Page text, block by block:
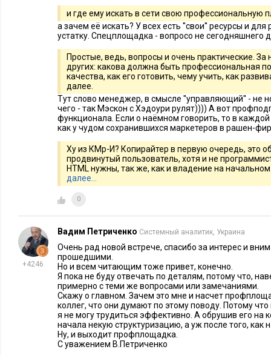
Фейсбук для специальностей, не связанных с
спросить у этих специалистов. Но вернемся к Е-xecutive,
специалисты-прикладники видеть себя в качестве КМр-С?
3. Управление
Но все, о чем речь шла выше, делают люди, персонал.
управлять. Что дает нам третью точку остановки в нашем
прочим, из ретроспективного в футуристический. Потому
КМ пока что характерно только для очень немногих
ресурса (уже не сайта) занято несколько десятков человек
классического менеджмента тут не обойдешься. Хотя и в
обрамлении или приложении. Большинство же групп
(профессионально) управляемые единицы. И когда это
поле зрения этого менеджмента (КМ-У) должны
раздела или уровня: и информационный, и смысловой.
Но это для больших коллективов, а для маленьких? Точно
контент-менеджер является лидером микроскопического
ему все равно не уйти от этих вопросов. И выпускнику
программисту-математику без какого-либо представления
показателях будет в этой ситуации трудно. Показателях
и где ему искать в сети свою профессиональную
а зачем её искать? У всех есть ''свои'' ресурсы и
устатку. Спецплощадка - вопросо не сегодняшнего
Простые, ведь, вопросы и очень практические.
других: какова должна быть профессиональная
качества, как его готовить, чему учить, как
далее.
Тут слово менеджер, в смысле ''управляющий'' - не
чего - так Мэскон с Хэдоури рулят)))) А вот
функционала. Если о наёмном говорить, то в
как у чудом сохранившихся маркетеров в рашен-
Ху из КМр-И? Копирайтер в первую очередь, это
продвинутый пользователь, хотя и не
HTML нужны, так же, как и владение на
далее…
0
+4246
Вадим Петриченко Системный аналитик, Украина
Очень рад новой встрече, спасибо за интерес и
прошедшими.
Но и всем читающим тоже привет, конечно.
Я пока не буду отвечать по деталям, потому что,
примерно с теми же вопросами или замечаниями.
Скажу о главном. Зачем это мне и насчет
коллег, что они думают по этому поводу. Потому
я не могу трудиться эффективно. А обрушив его на
начала некую структуризацию, а уж после того, как
Ну, и выходит профплощадка.
С уважением В.Петриченко